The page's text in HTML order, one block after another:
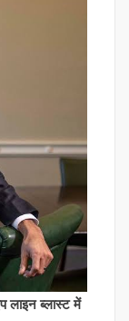
लाइन ब्लास्ट में